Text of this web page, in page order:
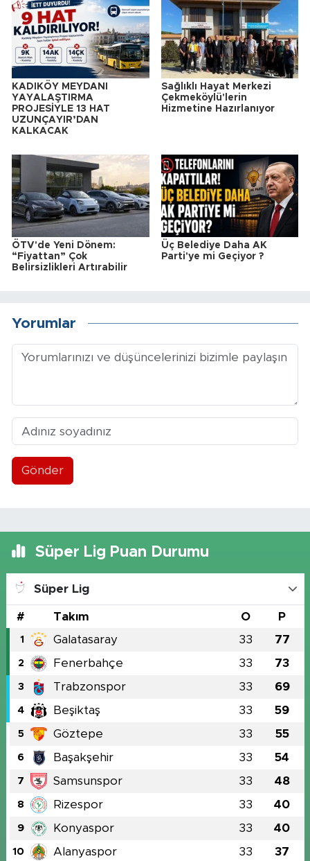
KADIKÖY MEYDANI
YAYALAŞTIRMA
PROJESİYLE 13 HAT
UZUNÇAYIR’DAN
KALKACAK
Sağlıklı Hayat Merkezi
Çekmeköylü'lerin
Hizmetine Hazırlanıyor
ÖTV'de Yeni Dönem:
“Fiyattan” Çok
Belirsizlikleri Artırabilir
Üç Belediye Daha AK
Parti'ye mi Geçiyor ?
Yorumlar
Gönder
Süper Lig Puan Durumu
Süper Lig
# Takım O P
1 Galatasaray 33 77
2 Fenerbahçe 33 73
3 Trabzonspor 33 69
4 Beşiktaş 33 59
5 Göztepe 33 55
6 Başakşehir 33 54
7 Samsunspor 33 48
8 Rizespor 33 40
9 Konyaspor 33 40
10 Alanyaspor 33 37